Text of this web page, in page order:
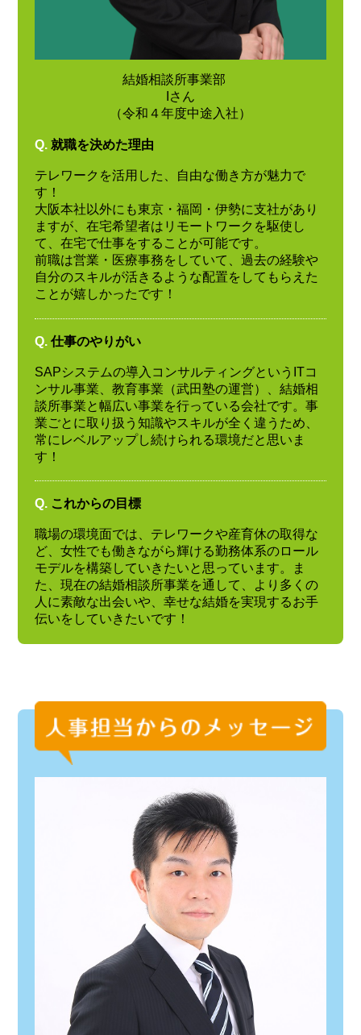
結婚相談所事業部
Iさん
（令和４年度中途入社）
Q. 就職を決めた理由
テレワークを活用した、自由な働き方が魅力で
す！
大阪本社以外にも東京・福岡・伊勢に支社があり
ますが、在宅希望者はリモートワークを駆使し
て、在宅で仕事をすることが可能です。
前職は営業・医療事務をしていて、過去の経験や
自分のスキルが活きるような配置をしてもらえた
ことが嬉しかったです！
Q. 仕事のやりがい
SAPシステムの導入コンサルティングというITコ
ンサル事業、教育事業（武田塾の運営）、結婚相
談所事業と幅広い事業を行っている会社です。事
業ごとに取り扱う知識やスキルが全く違うため、
常にレベルアップし続けられる環境だと思いま
す！
Q. これからの目標
職場の環境面では、テレワークや産育休の取得な
ど、女性でも働きながら輝ける勤務体系のロール
モデルを構築していきたいと思っています。ま
た、現在の結婚相談所事業を通して、より多くの
人に素敵な出会いや、幸せな結婚を実現するお手
伝いをしていきたいです！